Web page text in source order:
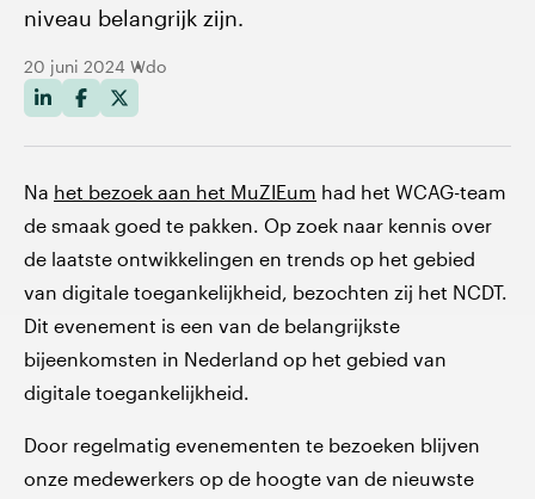
Takeaway 3: APCA - een verbeterde manier om
kleurcontrast te berekenen
Takeaway 4: Waarom teksten op B1 niveau de
digitale toegankelijkheid vergroten
niveau belangrijk zijn.
20 juni 2024 Wdo
Na het bezoek aan het MuZIEum had het WCAG-team
de smaak goed te pakken. Op zoek naar kennis over
de laatste ontwikkelingen en trends op het gebied
van digitale toegankelijkheid, bezochten zij het NCDT.
Dit evenement is een van de belangrijkste
bijeenkomsten in Nederland op het gebied van
digitale toegankelijkheid.
Door regelmatig evenementen te bezoeken blijven
onze medewerkers op de hoogte van de nieuwste